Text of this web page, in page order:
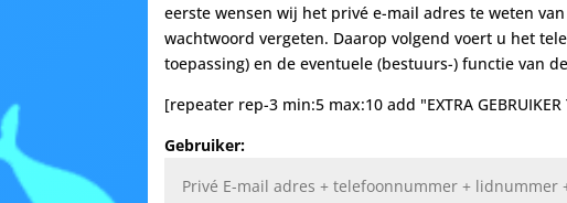
eerste wensen wij het privé e-mail adres te weten
wachtwoord vergeten. Daarop volgend voert u het
toepassing) en de eventuele (bestuurs-) functie van
[repeater rep-3 min:5 max:10 add "EXTRA GEBRUIKER
Gebruiker: